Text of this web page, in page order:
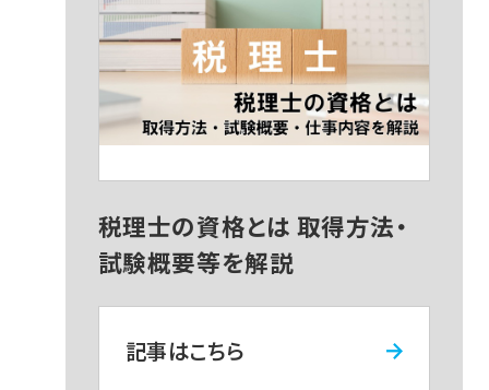
税理士の資格とは 取得方法・
試験概要等を解説
記事はこちら